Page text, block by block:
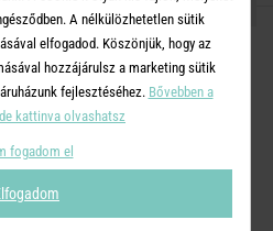
MÁSOKKAL!
TOVÁBBI
A nélkülözhetetlen sütik
elfogadod. Köszönjük, hogy az
hozzájárulsz a marketing sütik
fejlesztéséhez. Bővebben a
kattinva olvashatsz
fogadom el